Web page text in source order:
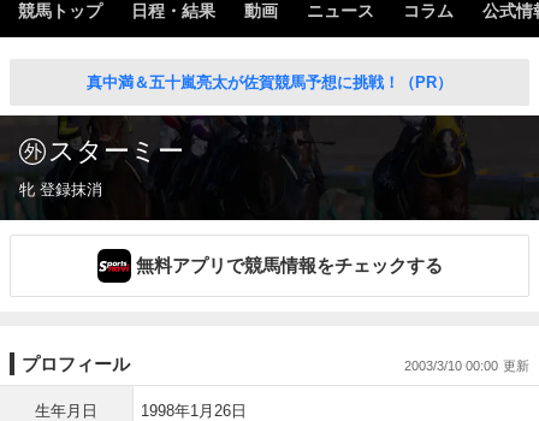
競馬トップ 日程・結果 動画 ニュース コラム 公式情
真中満＆五十嵐亮太が佐賀競馬予想に挑戦！（PR）
スターミー
牝 登録抹消
無料アプリで競馬情報をチェックする
プロフィール 2003/3/10 00:00
生年月日 1998年1月26日